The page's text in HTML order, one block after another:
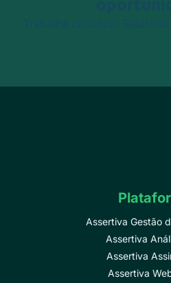
Assertiva Gestão
Assertiva
Assertiva
Assertiva